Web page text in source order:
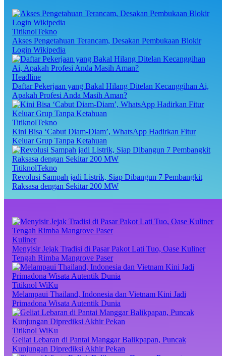
TitiknolTekno
Akses Pengetahuan Terancam, Desakan Pembukaan Blokir
Login Wikipedia
Headline
Daftar Pekerjaan yang Bakal Hilang Ditelan Kecanggihan Ai,
Apakah Profesi Anda Masih Aman?
TitiknolTekno
Kini Bisa ‘Cabut Diam-Diam’, WhatsApp Hadirkan Fitur
Keluar Grup Tanpa Ketahuan
TitiknolTekno
Revolusi Sampah jadi Listrik, Siap Dibangun 7 Pembangkit
Raksasa dengan Sekitar 200 MW
Kuliner
Menyisir Jejak Tradisi di Pasar Pakot Lati Tuo, Oase Kuliner
Tengah Rimba Mangrove Paser
Titiknol WiKu
Melampaui Thailand, Indonesia dan Vietnam Kini Jadi
Primadona Wisata Autentik Dunia
Titiknol WiKu
Geliat Lebaran di Pantai Manggar Balikpapan, Puncak
Kunjungan Diprediksi Akhir Pekan